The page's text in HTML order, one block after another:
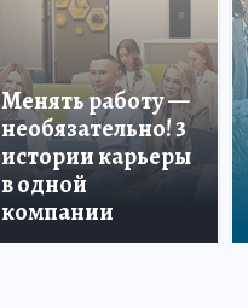
Менять работу —
необязательно! 3
истории карьеры
в одной
компании